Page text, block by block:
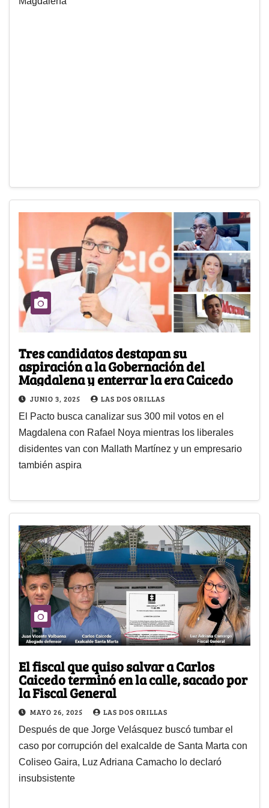
Tres candidatos destapan su
aspiración a la Gobernación del
Magdalena y enterrar la era Caicedo
JUNIO 3, 2025 LAS DOS ORILLAS
El Pacto busca canalizar sus 300 mil votos en el
Magdalena con Rafael Noya mientras los liberales
disidentes van con Mallath Martínez y un empresario
también aspira
El fiscal que quiso salvar a Carlos
Caicedo terminó en la calle, sacado por
la Fiscal General
MAYO 26, 2025 LAS DOS ORILLAS
Después de que Jorge Velásquez buscó tumbar el
caso por corrupción del exalcalde de Santa Marta con
Coliseo Gaira, Luz Adriana Camacho lo declaró
insubsistente